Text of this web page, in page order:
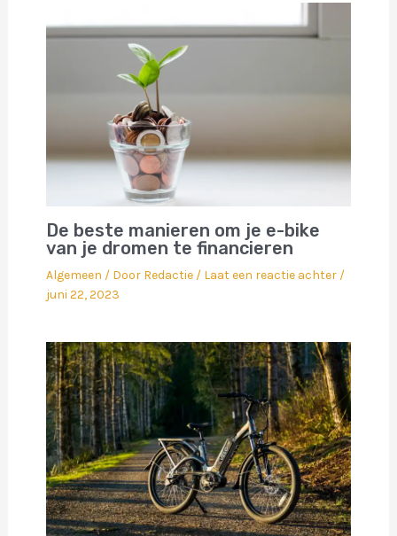
De beste manieren om je e-bike
van je dromen te financieren
Algemeen / Door Redactie / Laat een reactie achter /
juni 22, 2023